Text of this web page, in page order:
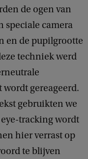
de ogen van
speciale camera
en de pupilgrootte
techniek werd
gereageerd.
gebruikten we
eye-tracking wordt
hier verrast op
te blijven